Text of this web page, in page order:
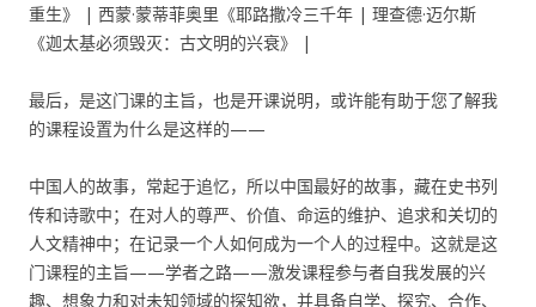
重生》 | 西蒙·蒙蒂菲奥里《耶路撒冷三千年 | 理查德·迈尔斯
《迦太基必须毁灭：古文明的兴衰》 |
最后，是这门课的主旨，也是开课说明，或许能有助于您了解我
的课程设置为什么是这样的——
中国人的故事，常起于追忆，所以中国最好的故事，藏在史书列
传和诗歌中；在对人的尊严、价值、命运的维护、追求和关切的
人文精神中；在记录一个人如何成为一个人的过程中。这就是这
门课程的主旨——学者之路——激发课程参与者自我发展的兴
趣、想象力和对未知领域的探知欲，并具备自学、探究、合作、